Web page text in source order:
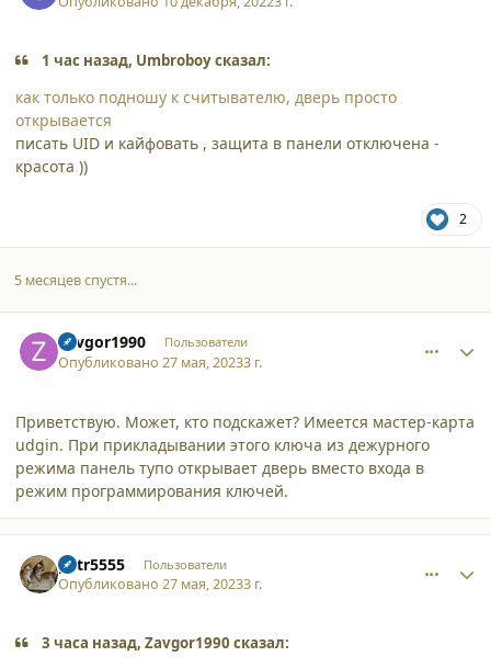
1 час назад, Umbroboy сказал:
как только подношу к считывателю, дверь просто
открывается
писать UID и кайфовать , защита в панели отключена -
красота ))
2
5 месяцев спустя...
Zavgor1990 Пользователи
Опубликовано27 мая, 20233 г.
Приветствую. Может, кто подскажет? Имеется мастер-карта
udgin. При прикладывании этого ключа из дежурного
режима панель тупо открывает дверь вместо входа в
режим программирования ключей.
petr5555 Пользователи
Опубликовано27 мая, 20233 г.
3 часа назад, Zavgor1990 сказал: